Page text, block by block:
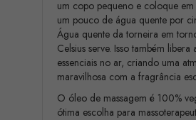
um copo pequeno e coloque
um pouco de água quente por
Água quente da torneira em
Celsius serve. Isso também
essenciais no ar, criando uma
maravilhosa com a fragrância
O óleo de massagem é 100%
ótima escolha para